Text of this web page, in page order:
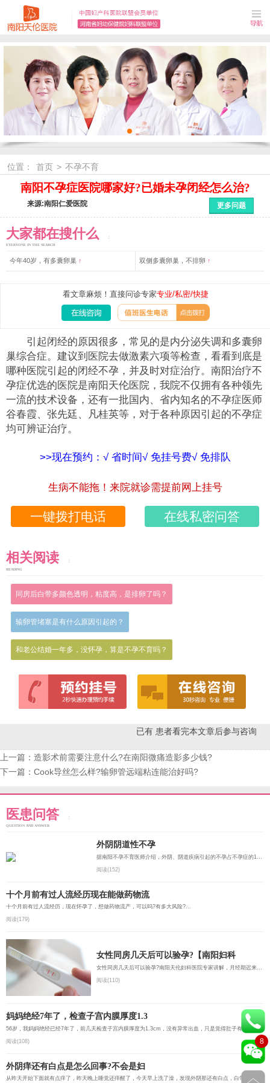
位置： 首页 > 不孕不育
南阳不孕症医院哪家好?已婚未孕闭经怎么治?
来源:南阳仁爱医院 更多问题
大家都在搜什么
EYERYONE IN THE SEARCH
今年40岁，有多囊卵巢↑ 双侧多囊卵巢，不排卵 ↑
看文章麻烦！直接问诊专家专业/私密/快捷
引起闭经的原因很多，常见的是内分泌失调和多囊卵
巢综合症。建议到医院去做激素六项等检查，看看到底是
哪种医院引起的闭经不孕，并及时对症治疗。南阳治疗不
孕症优选的医院是南阳天伦医院，我院不仅拥有各种领先
一流的技术设备，还有一批国内、省内知名的不孕症医师
谷春霞、张先廷、凡桂英等，对于各种原因引起的不孕症
均可辨证治疗。
>>现在预约：√ 省时间√ 免挂号费√ 免排队
生病不能拖！来院就诊需提前网上挂号
一键拨打电话 在线私密问答
相关阅读
READING
同房后白带多颜色透明，粘度高，是排卵了吗？
输卵管堵塞是有什么原因引起的？
和老公结婚一年多，没怀孕，算是不孕不育吗？
已有 患者看完本文章后参与咨询
上一篇： 造影术前需要注意什么?在南阳微痛造影多少钱?
下一篇： Cook导丝怎么样?输卵管远端粘连能治好吗?
医患问答
QUESTION AND ANSWER
外阴阴道性不孕
据南阳不孕不育医师介绍，外阴、阴道疾病引起的不孕占不孕症的1%～5%。阴道是性交和精液的容受器，某些外阴...
阅读(152)
十个月前有过人流经历现在能做药物流
十个月前有过人流经历，现在怀孕了，想做药物流产，可以吗?有多大风险?...
阅读(179)
女性同房几天后可以验孕?【南阳妇科
女性同房几天后可以验孕?南阳天伦妇科医院专家讲解，月经期迟来一个周到10天后使用早孕测试纸进行检测比较...
阅读(110)
妈妈绝经7年了，检查子宫内膜厚度1.3
56岁，我妈妈绝经已经7年了，前几天检查子宫内膜厚度为1.3cm，没有异常出血，只是觉得肚子有点涨涨的，该怎...
阅读(108)
外阴痒还有白点是怎么回事?不会是妇
从昨天开始下面就有点痒了，昨天晚上睡觉还痒醒了，今天早上洗了澡，发现外阴那还有白点，白带也是那种颗粒...
8